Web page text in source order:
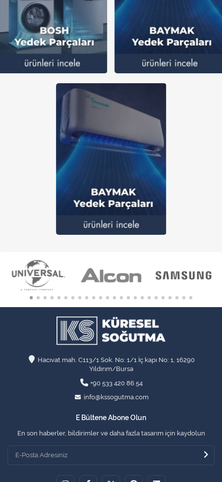
Hacıvat mah. C113/1 Sok. No: 1/1 İç kapı No: 1, 16290
Yıldırım/Bursa
+90 533 420 86 54
info@kssogutma.com
E Bültene Abone Olun
En son haberler, bildirimler ve daha fazla tasarım için kaydolun